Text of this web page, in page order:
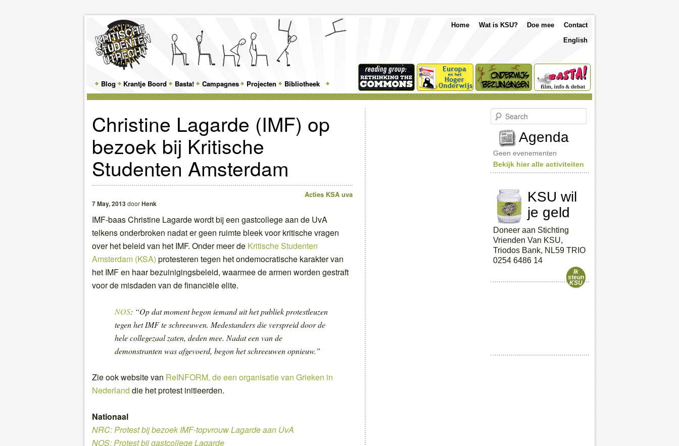
Main
menu
Skip
to
primary
Skip
to
secondary
Blog Krantje Boord Basta! Campagnes Projecten Bibliotheek
TopSkip
content
Skip
content
Contact
Doe mee
Wat is KSU?
Home
English
Top
Feature
Menu
Skip
to
primary
Skip
to
secondary
Christine Lagarde (IMF) op
bezoek bij Kritische
Studenten Amsterdam
Acties KSA uva
7 May, 2013doorHenk
IMF-baas Christine Lagarde wordt bij een gastcollege aan de UvA
telkens onderbroken nadat er geen ruimte bleek voor kritische vragen
over het beleid van het IMF. Onder meer de Kritische Studenten
Amsterdam (KSA) protesteren tegen het ondemocratische karakter van
het IMF en haar bezuinigingsbeleid, waarmee de armen worden gestraft
voor de misdaden van de financiële elite.
NOS: “Op dat moment begon iemand uit het publiek protestleuzen
tegen het IMF te schreeuwen. Medestanders die verspreid door de
hele collegezaal zaten, deden mee. Nadat een van de
demonstranten was afgevoerd, begon het schreeuwen opnieuw.”
Zie ook website van ReINFORM, de een organisatie van Grieken in
Nederland die het protest initieerden.
Nationaal
NRC: Protest bij bezoek IMF-topvrouw Lagarde aan UvA
NOS: Protest bij gastcollege Lagarde
e
c
h
Agenda
Geen evenementen
Bekijk hier alle activiteiten
KSU wil
je geld
Doneer aan Stichting
Vrienden Van KSU,
Triodos Bank, NL59 TRIO
0254 6486 14
Ik
steun
KSU